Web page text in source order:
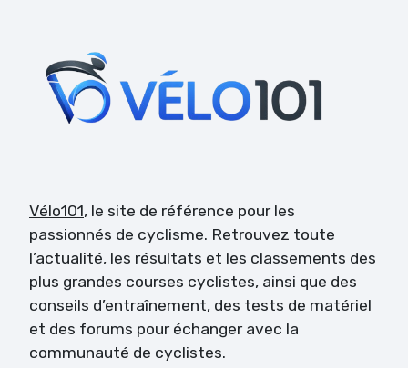
Vélo101, le site de référence pour les
passionnés de cyclisme. Retrouvez toute
l’actualité, les résultats et les classements des
plus grandes courses cyclistes, ainsi que des
conseils d’entraînement, des tests de matériel
et des forums pour échanger avec la
communauté de cyclistes.